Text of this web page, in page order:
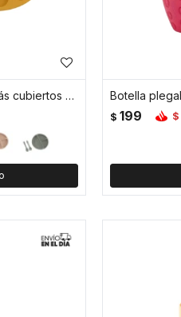
Set de alimentación plato más cubiertos para bebé - Amarillo
$ 199 $